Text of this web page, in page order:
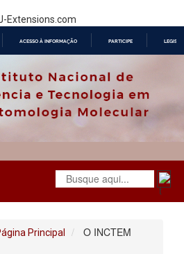
Extensions.com
O
ACESSO À INFORMAÇÃO PARTICIPE
Principal
O INCTEM